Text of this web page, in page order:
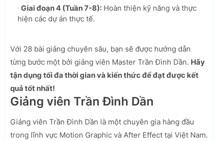
Giai đoạn 4 (Tuần 7-8): Hoàn thiện kỹ năng và thực
hiện các dự án thực tế.
Với 28 bài giảng chuyên sâu, bạn sẽ được hướng dẫn
từng bước một bởi giảng viên Master Trần Đình Dần. Hãy
tận dụng tối đa thời gian và kiến thức để đạt được kết
quả tốt nhất!
Giảng viên Trần Đình Dần
Giảng viên Trần Đình Dần là một chuyên gia hàng đầu
trong lĩnh vực Motion Graphic và After Effect tại Việt Nam.